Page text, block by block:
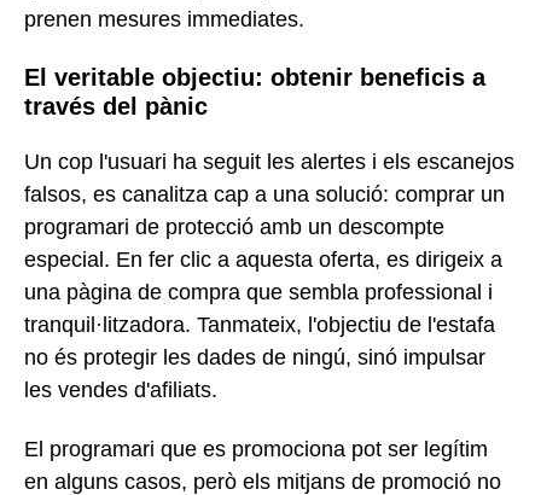
prenen mesures immediates.
El veritable objectiu: obtenir beneficis a
través del pànic
Un cop l'usuari ha seguit les alertes i els escanejos
falsos, es canalitza cap a una solució: comprar un
programari de protecció amb un descompte
especial. En fer clic a aquesta oferta, es dirigeix a
una pàgina de compra que sembla professional i
tranquil·litzadora. Tanmateix, l'objectiu de l'estafa
no és protegir les dades de ningú, sinó impulsar
les vendes d'afiliats.
El programari que es promociona pot ser legítim
en alguns casos, però els mitjans de promoció no